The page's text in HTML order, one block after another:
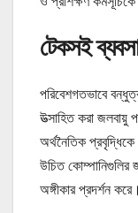
টেকসই
পরিবেশগতভাবে
উত্সাহিত করা জলবায়ু
অর্থনৈতিক
উচিত কোম্পানিগুলির
অঙ্গীকার প্রদর্শন করে।